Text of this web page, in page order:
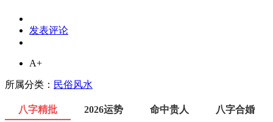
发表评论
A+
所属分类： 民俗风水
八字精批 2026运势 命中贵人 八字合婚